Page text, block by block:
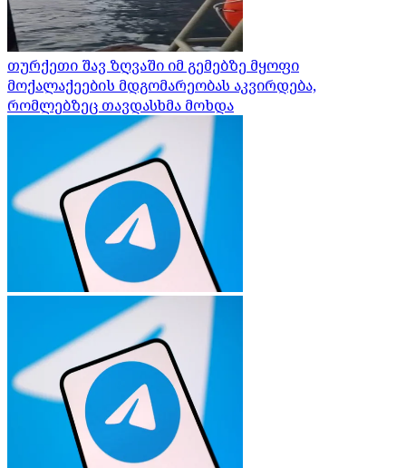
თურქეთი შავ ზღვაში იმ გემებზე მყოფი
მოქალაქეების მდგომარეობას აკვირდება,
რომლებზეც თავდასხმა მოხდა